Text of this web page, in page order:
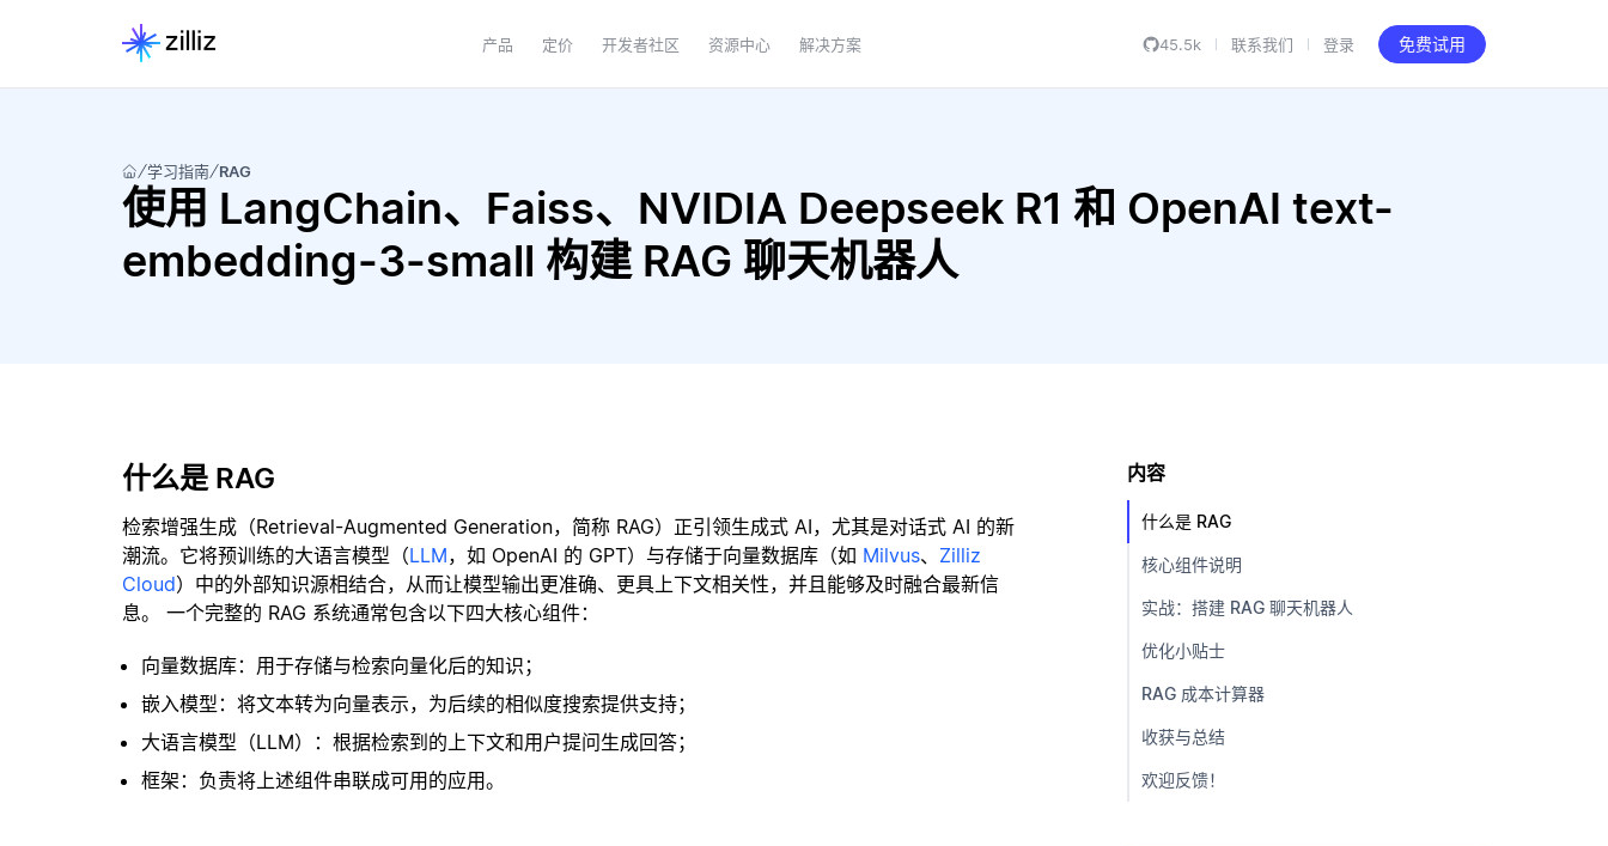
产品 定价 开发者社区 资源中心 解决方案 45.5k 联系我们 登录 免费试用
学习指南 RAG
使用 LangChain、Faiss、NVIDIA Deepseek R1 和 OpenAI text-
embedding-3-small 构建 RAG 聊天机器人
什么是 RAG
检索增强生成（Retrieval-Augmented Generation，简称 RAG）正引领生成式 AI，尤其是对话式 AI 的新
潮流。它将预训练的大语言模型（LLM，如 OpenAI 的 GPT）与存储于向量数据库（如 Milvus、 Zilliz
Cloud）中的外部知识源相结合，从而让模型输出更准确、更具上下文相关性，并且能够及时融合最新信
息。 一个完整的 RAG 系统通常包含以下四大核心组件：
向量数据库：用于存储与检索向量化后的知识；
嵌入模型：将文本转为向量表示，为后续的相似度搜索提供支持；
大语言模型（LLM）：根据检索到的上下文和用户提问生成回答；
框架：负责将上述组件串联成可用的应用。
内容
什么是 RAG
核心组件说明
实战：搭建 RAG 聊天机器人
优化小贴士
RAG 成本计算器
收获与总结
欢迎反馈！